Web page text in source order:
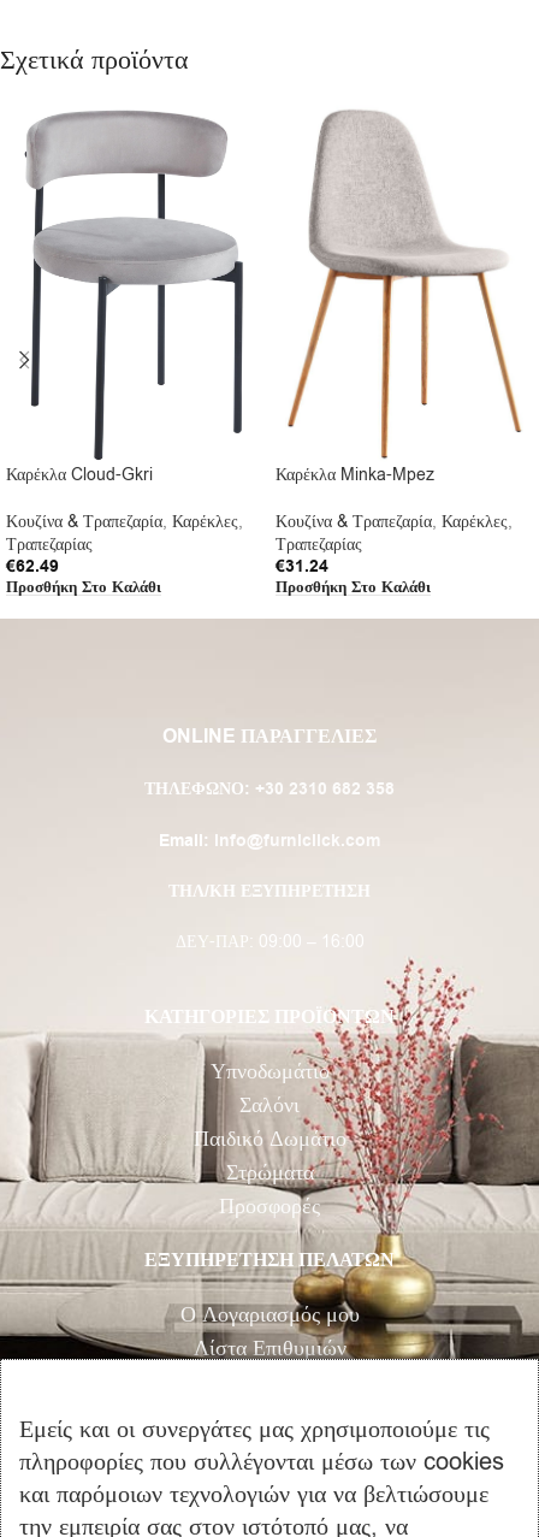
Σχετικά προϊόντα
Καρέκλα Cloud-Gkri
Κουζίνα & Τραπεζαρία, Καρέκλες,
Τραπεζαρίας
€62.49
Προσθήκη Στο Καλάθι
Καρέκλα Minka-Mpez
Κουζίνα & Τραπεζαρία, Καρέκλες,
Τραπεζαρίας
€31.24
Προσθήκη Στο Καλάθι
ONLINE ΠΑΡΑΓΓΕΛΙΕΣ
ΤΗΛΈΦΩΝΟ: +30 2310 682 358
Email: info@furniclick.com
ΤΗΛ/ΚΗ ΕΞΥΠΗΡΕΤΗΣΗ
ΔΕΥ-ΠΑΡ: 09:00 – 16:00
ΚΑΤΗΓΟΡΙΕΣ ΠΡΟΪΟΝΤΩΝ
Υπνοδωμάτιο
Σαλόνι
Παιδικό Δωμάτιο
Στρώματα
Προσφορές
ΕΞΥΠΗΡΕΤΗΣΗ ΠΕΛΑΤΩΝ
Ο Λογαριασμός μου
Λίστα Επιθυμιών
Καλάθι Αγορών
Επικοινωνία
ΠΛΗΡΟΦΟΡΙΕΣ
Εμείς και οι συνεργάτες μας χρησιμοποιούμε τις
πληροφορίες που συλλέγονται μέσω των cookies
και παρόμοιων τεχνολογιών για να βελτιώσουμε
την εμπειρία σας στον ιστότοπό μας, να